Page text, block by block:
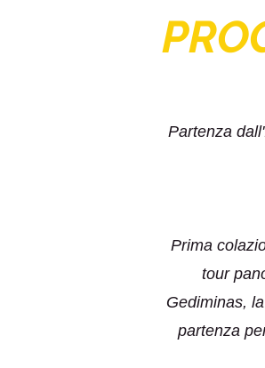
Partenza
Prima
tour
Gediminas,
partenza